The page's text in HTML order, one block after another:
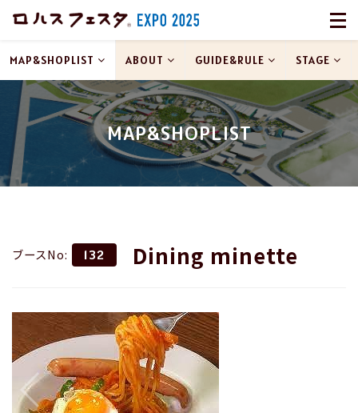
MAP&SHOPLIST
MAP&SHOPLIST ABOUT GUIDE&RULE STAGE
ブースNo: 132 Dining minette